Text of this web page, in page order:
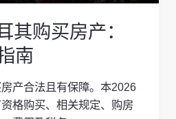
其购买房产：
南
产合法且有保障。本2026
格购买、相关规定、购房